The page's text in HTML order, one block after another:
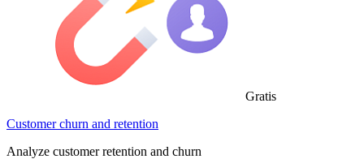
Gratis
Customer churn and retention
Analyze customer retention and churn